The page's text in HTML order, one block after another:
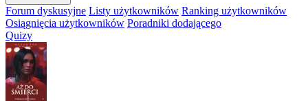
Forum dyskusyjne Listy użytkowników Ranking użytkowników
Osiągnięcia użytkowników Poradniki dodającego
Quizy